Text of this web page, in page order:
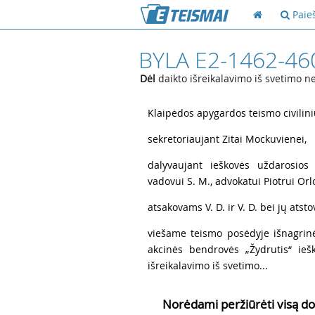
BYLA E2-1462-
Dėl daikto išreikalavimo iš svetimo
Klaipėdos apygardos teismo
sekretoriaujant Zitai Mockuvienei,
dalyvaujant ieškovės
vadovui S. M., advokatui Piotrui
atsakovams V. D. ir V. D. bei jų
viešame teismo posėdyje
akcinės bendrovės „Žydrutis“
išreikalavimo iš svetimo...
Norėdami peržiūrėti visą